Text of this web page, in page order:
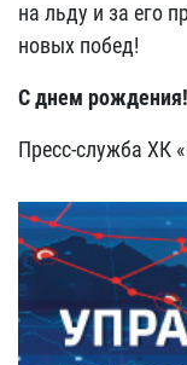
на льду и за его
новых побед!
С днем рождения!
Пресс-служба ХК